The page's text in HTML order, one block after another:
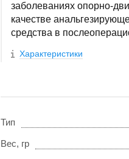
заболеваниях опорно-
качестве
средства в
Характеристики
Тип
Вес, гр